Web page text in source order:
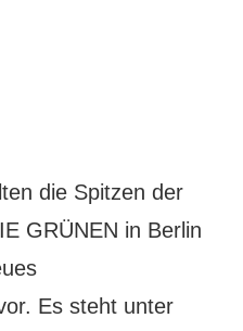
die Spitzen der
GRÜNEN in Berlin
Es steht unter